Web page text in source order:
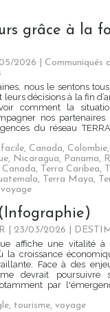
grâce à la
2026
Communiqués
nous le sentons
leurs décisions à la fin
comment la
nos
du réseau TERRA
, Canada, Colombie,
, Nicaragua, Panama,
Canada, Terra Caribea,
, Terra Maya,
voyage
| 23/03/2026
affiche une vitalité à
la croissance
Face à des
devrait poursuivre
par
, tourisme, voyage